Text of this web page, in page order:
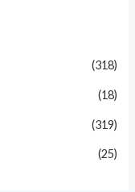
(318)
(18)
(319)
(25)